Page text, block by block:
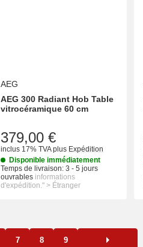
AEG
AEG 300 Radiant Hob Table
vitrocéramique 60 cm
379,00 €
inclus 17% TVAplus Expédition
Disponible immédiatement
Temps de livraison: 3 - 5 jours
ouvrables informations
d'expédition." > Étranger
7 8 9